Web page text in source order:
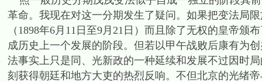
革命。我现在对这一分期发生了疑问。如果把变法局
（1898年6月11日至9月21日）而且除了无权的皇帝
成历史上一个发展的阶段。但若以甲午战败后康有为
法事实上只是同、光新政的一种延续和发展不过因时
刻获得朝廷和地方大吏的热烈反响。不但北京的光绪